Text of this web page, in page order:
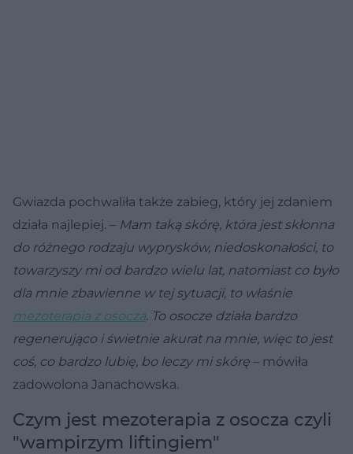
Gwiazda pochwaliła także zabieg, który jej zdaniem
działa najlepiej. – Mam taką skórę, która jest skłonna
do różnego rodzaju wyprysków, niedoskonałości, to
towarzyszy mi od bardzo wielu lat, natomiast co było
dla mnie zbawienne w tej sytuacji, to właśnie
mezoterapia z osocza . To osocze działa bardzo
regenerująco i świetnie akurat na mnie, więc to jest
coś, co bardzo lubię, bo leczy mi skórę – mówiła
zadowolona Janachowska.
Czym jest mezoterapia z osocza czyli
"wampirzym liftingiem"